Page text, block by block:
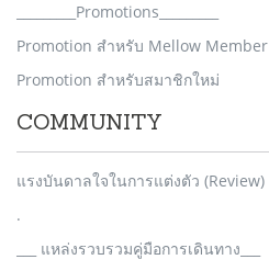
_________Promotions_________
Promotion สำหรับ Mellow Member
Promotion สำหรับสมาชิกใหม่
COMMUNITY
แรงบันดาลใจในการแต่งตัว (Review)
.
___ แหล่งรวบรวมคู่มือการเดินทาง___